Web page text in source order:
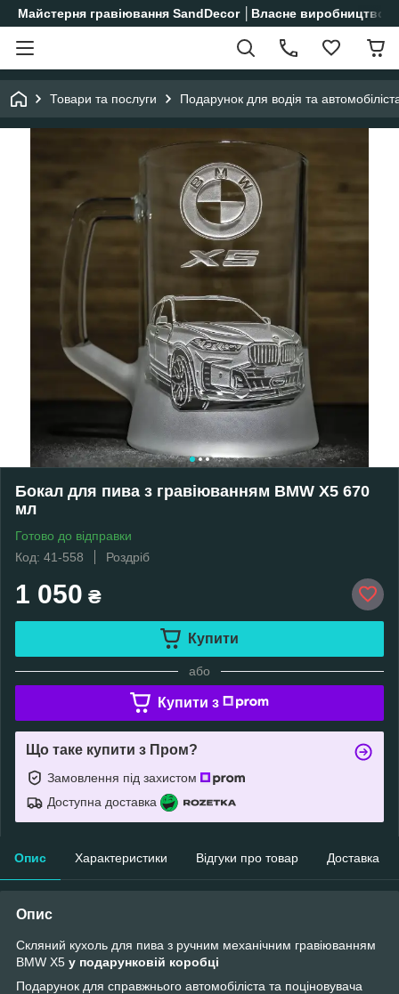
Майстерня гравіювання SandDecor │Власне виробництво│
Товари та послуги Подарунок для водія та
Бокал для пива з гравіюванням BMW X5 670
мл
Готово до відправки
Код: 41-558
Роздріб
1 050 ₴
Купити
або
Купити з
Що таке купити з Пром?
Замовлення під захистом
Доступна доставка
Опис Характеристики Відгуки про товар Доставка
Опис
Cкляний кухоль для пива з ручним механічним гравіюванням
BMW X5 у подарунковій коробці
Подарунок для справжнього автомобіліста та поціновувача